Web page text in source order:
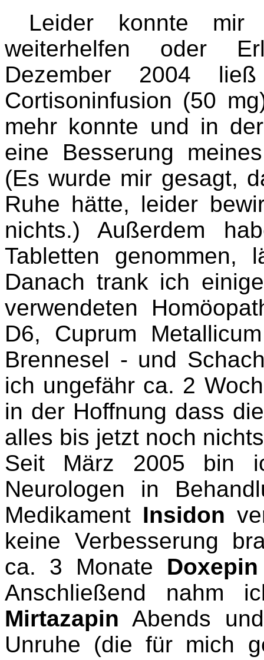
Leider konnte
weiterhelfen oder
Dezember 2004
Cortisoninfusion (50
mehr konnte und in
eine Besserung
(Es wurde mir gesagt,
Ruhe hätte, leider
nichts.) Außerdem
Tabletten genommen,
Danach trank ich einige
verwendeten
D6, Cuprum Metallicum
Brennesel - und
ich ungefähr ca. 2
in der Hoffnung dass
alles bis jetzt noch
Seit März 2005 bin
Neurologen in
Medikament Insidon
keine Verbesserung
ca. 3 Monate Doxepin
Anschließend nahm
Mirtazapin Abends
Unruhe (die für mich